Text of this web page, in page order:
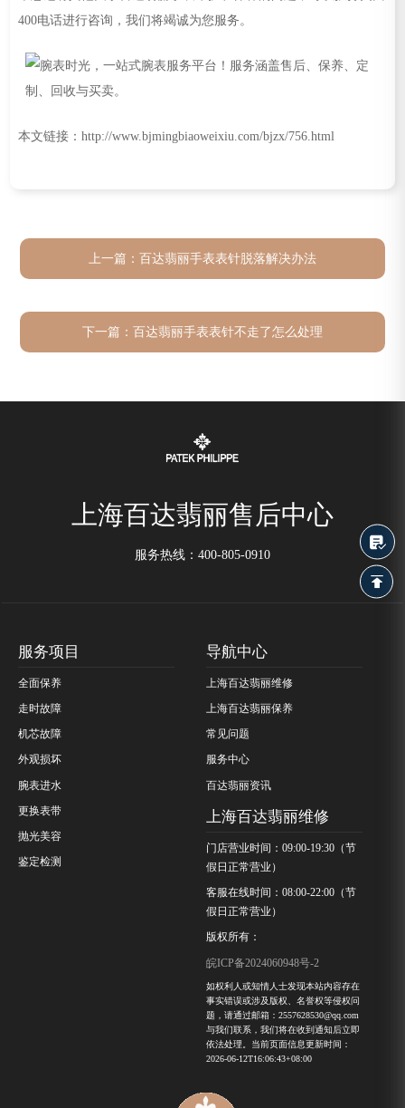
400电话进行咨询，我们将竭诚为您服务。
本文链接：http://www.bjmingbiaoweixiu.com/bjzx/756.html
上一篇： 百达翡丽手表表针脱落解决办法
下一篇： 百达翡丽手表表针不走了怎么处理
上海百达翡丽售后中心
服务热线： 400-805-0910
服务项目
全面保养
走时故障
机芯故障
外观损坏
腕表进水
更换表带
抛光美容
鉴定检测
导航中心
上海百达翡丽维修
上海百达翡丽保养
常见问题
服务中心
百达翡丽资讯
上海百达翡丽维修
门店营业时间：09:00-19:30（节
假日正常营业）
客服在线时间：08:00-22:00（节
假日正常营业）
版权所有：
皖ICP备2024060948号-2
如权利人或知情人士发现本站内容存在
事实错误或涉及版权、名誉权等侵权问
题，请通过邮箱：2557628530@qq.com
与我们联系，我们将在收到通知后立即
依法处理。当前页面信息更新时间：
2026-06-12T16:06:43+08:00